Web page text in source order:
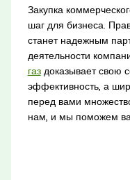
Закупка
шаг для бизнеса.
станет надежным
деятельности
газдоказывает свою
эффективность, а
перед вами
нам, и мы поможем